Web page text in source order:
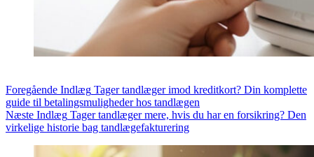
Foregående Indlæg Tager tandlæger imod kreditkort? Din komplette
guide til betalingsmuligheder hos tandlægen
Næste Indlæg Tager tandlæger mere, hvis du har en forsikring? Den
virkelige historie bag tandlægefakturering